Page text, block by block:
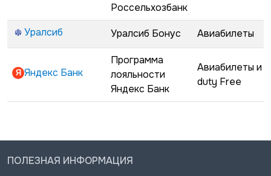
Россельхозбанк
Уралсиб Уралсиб Бонус Авиабилеты
Яндекс Банк
Программа
лояльности
Яндекс Банк
Авиабилеты и
duty Free
ПОЛЕЗНАЯ ИНФОРМАЦИЯ